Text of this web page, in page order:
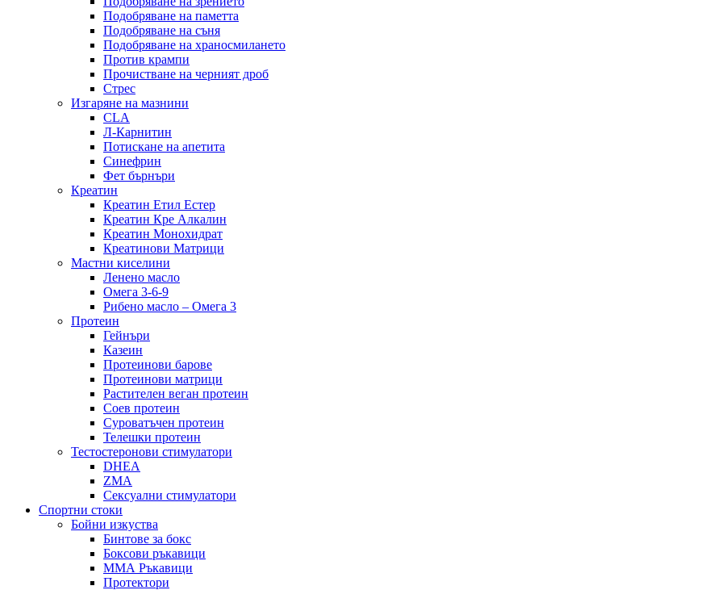
Подобряване на паметта
Подобряване на съня
Подобряване на храносмилането
Против крампи
Прочистване на черният дроб
Стрес
Изгаряне на мазнини
CLA
Л-Карнитин
Потискане на апетита
Синефрин
Фет бърнъри
Креатин
Креатин Етил Естер
Креатин Кре Алкалин
Креатин Монохидрат
Креатинови Матрици
Мастни киселини
Ленено масло
Омега 3-6-9
Рибено масло – Омега 3
Протеин
Гейнъри
Казеин
Протеинови барове
Протеинови матрици
Растителен веган протеин
Соев протеин
Суроватъчен протеин
Телешки протеин
Тестостеронови стимулатори
DHEA
ZMA
Сексуални стимулатори
Спортни стоки
Бойни изкуства
Бинтове за бокс
Боксови ръкавици
ММА Ръкавици
Протектори